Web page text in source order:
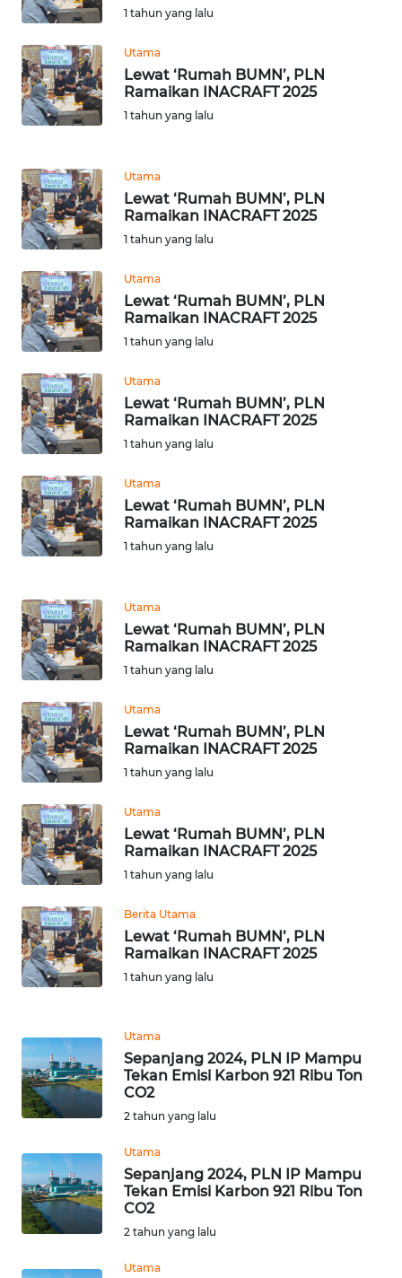
1 tahun yang lalu
Utama
Lewat ‘Rumah BUMN’, PLN
Ramaikan INACRAFT 2025
1 tahun yang lalu
Utama
Lewat ‘Rumah BUMN’, PLN
Ramaikan INACRAFT 2025
1 tahun yang lalu
Utama
Lewat ‘Rumah BUMN’, PLN
Ramaikan INACRAFT 2025
1 tahun yang lalu
Utama
Lewat ‘Rumah BUMN’, PLN
Ramaikan INACRAFT 2025
1 tahun yang lalu
Utama
Lewat ‘Rumah BUMN’, PLN
Ramaikan INACRAFT 2025
1 tahun yang lalu
Utama
Lewat ‘Rumah BUMN’, PLN
Ramaikan INACRAFT 2025
1 tahun yang lalu
Utama
Lewat ‘Rumah BUMN’, PLN
Ramaikan INACRAFT 2025
1 tahun yang lalu
Utama
Lewat ‘Rumah BUMN’, PLN
Ramaikan INACRAFT 2025
1 tahun yang lalu
Berita Utama
Lewat ‘Rumah BUMN’, PLN
Ramaikan INACRAFT 2025
1 tahun yang lalu
Utama
Sepanjang 2024, PLN IP Mampu
Tekan Emisi Karbon 921 Ribu Ton
CO2
2 tahun yang lalu
Utama
Sepanjang 2024, PLN IP Mampu
Tekan Emisi Karbon 921 Ribu Ton
CO2
2 tahun yang lalu
Utama
KAMI
INFO
IKLAN
KAMI
PEDOMAN
MEDIA
SIBER
REDAKSI
DISCLAIMER
Wahana
News
Regional
WN
SUMUT
WN
JAKARTA
WN
WN
BANTEN
WN
NTT
WN
KEPRI
WN
PAPUA
BARAT
WN
RIAU
WN
SERAMBI
WN
JAMBI